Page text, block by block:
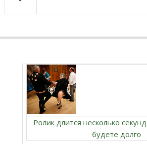
Ролик длится несколько
будете долго